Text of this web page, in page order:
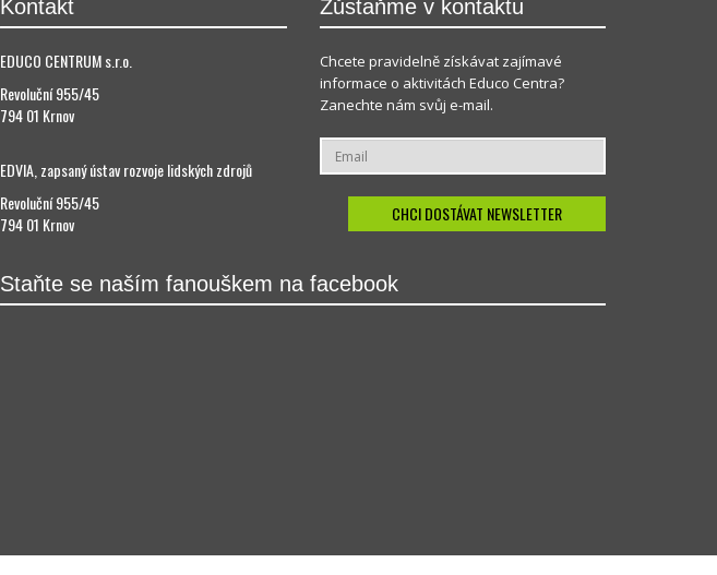
Kontakt
EDUCO CENTRUM s.r.o.
Revoluční 955/45
794 01 Krnov
EDVIA, zapsaný ústav rozvoje lidských zdrojů
Revoluční 955/45
794 01 Krnov
Zůstaňme v kontaktu
Chcete pravidelně získávat zajímavé
informace o aktivitách Educo Centra?
Zanechte nám svůj e-mail.
Staňte se naším fanouškem na facebook